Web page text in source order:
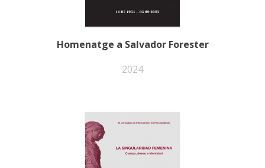
Homenatge a Salvador Forester
2024